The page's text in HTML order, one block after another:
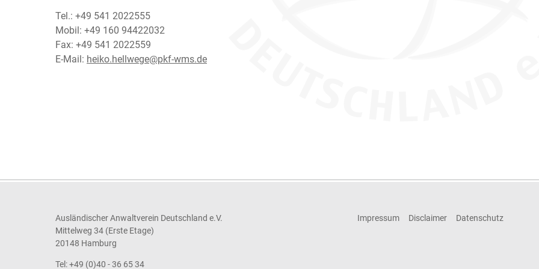
Tel.: +49 541 2022555
Mobil: +49 160 94422032
Fax: +49 541 2022559
E-Mail: heiko.hellwege@pkf-wms.de
Ausländischer Anwaltverein Deutschland e.V.
Mittelweg 34 (Erste Etage)
20148 Hamburg
Tel: +49 (0)40 - 36 65 34
Impressum Disclaimer Datenschutz